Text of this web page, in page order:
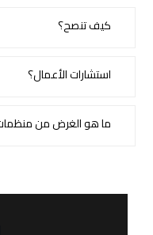
كيف تنصح؟
استشارات الأعمال؟
ما هو الغرض من